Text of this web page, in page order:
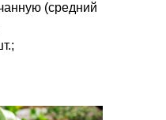
(средний